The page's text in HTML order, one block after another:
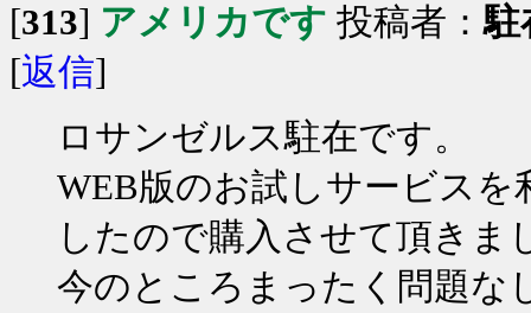
[313] アメリカです 投稿者：駐
[返信]
ロサンゼルス駐在です。
WEB版のお試しサービス
したので購入させて頂きま
今のところまったく問題な